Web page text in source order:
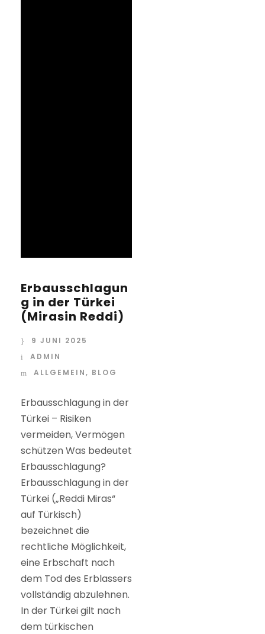
Erbausschlagun
g in der Türkei
(Mirasin Reddi)
9 JUNI 2025
ADMIN
ALLGEMEIN, BLOG
Erbausschlagung in der
Türkei – Risiken
vermeiden, Vermögen
schützen Was bedeutet
Erbausschlagung?
Erbausschlagung in der
Türkei („Reddi Miras“
auf Türkisch)
bezeichnet die
rechtliche Möglichkeit,
eine Erbschaft nach
dem Tod des Erblassers
vollständig abzulehnen.
In der Türkei gilt nach
dem türkischen